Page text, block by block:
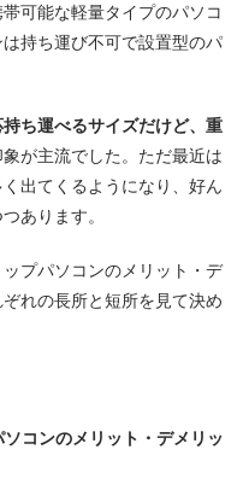
可能な軽量タイプのパソコ
持ち運び不可で設置型のパ
持ち運べるサイズだけど、重
象が主流でした。ただ最近は
出てくるようになり、好ん
あります。
プパソコンのメリット・デ
れの長所と短所を見て決め
コンのメリット・デメリッ